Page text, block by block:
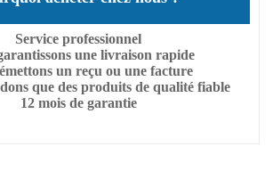
Service professionnel
une livraison rapide
un reçu ou une facture
que des produits de qualité fiable
12 mois de garantie